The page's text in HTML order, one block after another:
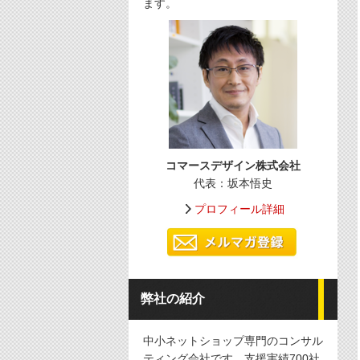
ます。
コマースデザイン株式会社
代表：坂本悟史
プロフィール詳細
弊社の紹介
中小ネットショップ専門のコンサル